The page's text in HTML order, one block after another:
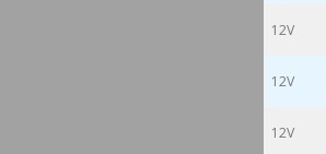
12V
12V
12V